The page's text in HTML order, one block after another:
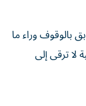
بالوقوف وراء ما
ترقى إلى